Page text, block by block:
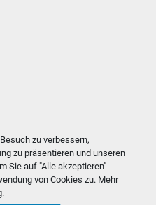
zu verbessern,
zu präsentieren und unseren
Sie auf "Alle akzeptieren"
von Cookies zu. Mehr
.